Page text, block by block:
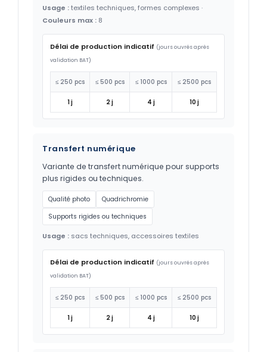
Usage :textiles techniques, formes complexes ·
Couleurs max : 8
Délai de production indicatif (jours ouvrés après
validation BAT)
≤ 250 pcs ≤ 500 pcs ≤ 1000 pcs ≤ 2500 pcs
1 j 2 j 4 j 10 j
Transfert numérique
Variante de transfert numérique pour supports
plus rigides ou techniques.
Qualité photo
Quadrichromie
Supports rigides ou techniques
Usage : sacs techniques, accessoires textiles
Délai de production indicatif (jours ouvrés après
validation BAT)
≤ 250 pcs ≤ 500 pcs ≤ 1000 pcs ≤ 2500 pcs
1 j 2 j 4 j 10 j